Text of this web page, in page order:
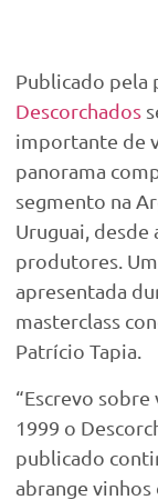
Publicado pela
Descorchados
importante de
panorama
segmento na
Uruguai, desde
produtores.
apresentada
masterclass
Patrício Tapia.
“Escrevo sobre
1999 o
publicado
abrange vinhos